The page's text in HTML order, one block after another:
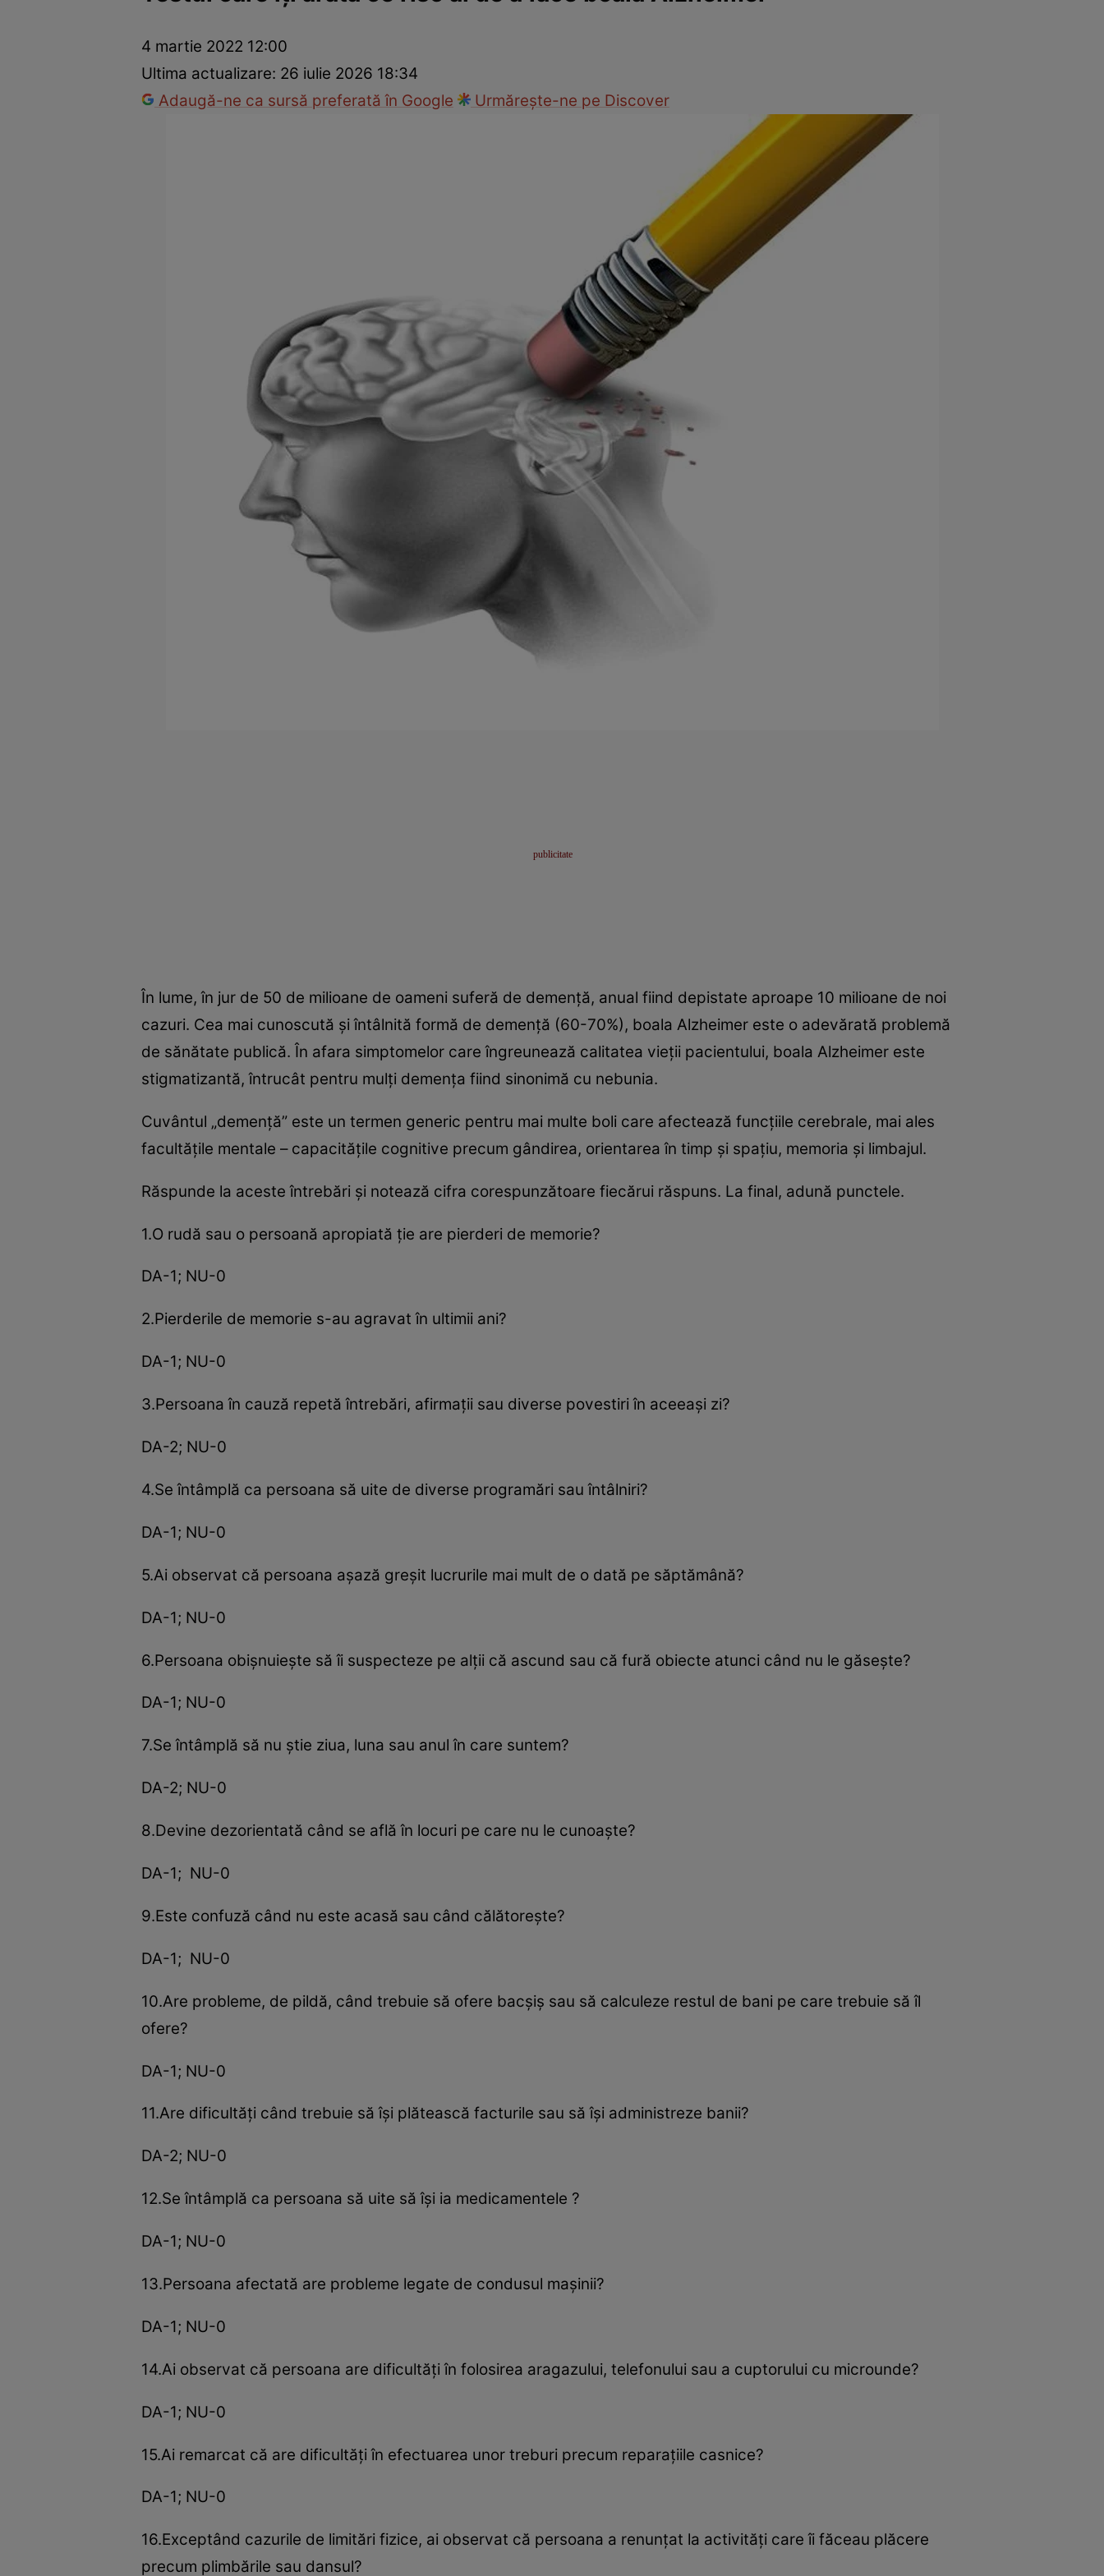
Prevenție și tratament Remedii naturisteMedicii răspund
4 martie 2022 12:00
Ultima actualizare: 26 iulie 2026 18:34
Adaugă-ne ca sursă preferată în Google
Urmărește-ne pe Discover
În lume, în jur de 50 de milioane de oameni suferă de demenţă, anual fiind depistate aproape 10 milioane de noi
cazuri. Cea mai cunoscută şi întâlnită formă de demenţă (60-70%), boala Alzheimer este o adevărată problemă
de sănătate publică. În afara simptomelor care îngreunează calitatea vieţii pacientului, boala Alzheimer este
stigmatizantă, întrucât pentru mulţi demenţa fiind sinonimă cu nebunia.
Cuvântul „demenţă” este un termen generic pentru mai multe boli care afectează funcţiile cerebrale, mai ales
facultăţile mentale – capacităţile cognitive precum gândirea, orientarea în timp şi spaţiu, memoria şi limbajul.
Răspunde la aceste întrebări şi notează cifra corespunzătoare fiecărui răspuns. La final, adună punctele.
1.O rudă sau o persoană apropiată ţie are pierderi de memorie?
DA-1; NU-0
2.Pierderile de memorie s-au agravat în ultimii ani?
DA-1; NU-0
3.Persoana în cauză repetă întrebări, afirmaţii sau diverse povestiri în aceeaşi zi?
DA-2; NU-0
4.Se întâmplă ca persoana să uite de diverse programări sau întâlniri?
DA-1; NU-0
5.Ai observat că persoana aşază greşit lucrurile mai mult de o dată pe săptămână?
DA-1; NU-0
6.Persoana obişnuieşte să îi suspecteze pe alţii că ascund sau că fură obiecte atunci când nu le găseşte?
DA-1; NU-0
7.Se întâmplă să nu ştie ziua, luna sau anul în care suntem?
DA-2; NU-0
8.Devine dezorientată când se află în locuri pe care nu le cunoaşte?
DA-1; NU-0
9.Este confuză când nu este acasă sau când călătoreşte?
DA-1; NU-0
10.Are probleme, de pildă, când trebuie să ofere bacşiş sau să calculeze restul de bani pe care trebuie să îl
ofere?
DA-1; NU-0
11.Are dificultăţi când trebuie să îşi plătească facturile sau să îşi administreze banii?
DA-2; NU-0
12.Se întâmplă ca persoana să uite să îşi ia medicamentele ?
DA-1; NU-0
13.Persoana afectată are probleme legate de condusul maşinii?
DA-1; NU-0
14.Ai observat că persoana are dificultăţi în folosirea aragazului, telefonului sau a cuptorului cu microunde?
DA-1; NU-0
15.Ai remarcat că are dificultăţi în efectuarea unor treburi precum reparaţiile casnice?
DA-1; NU-0
16.Exceptând cazurile de limitări fizice, ai observat că persoana a renunţat la activităţi care îi făceau plăcere
precum plimbările sau dansul?